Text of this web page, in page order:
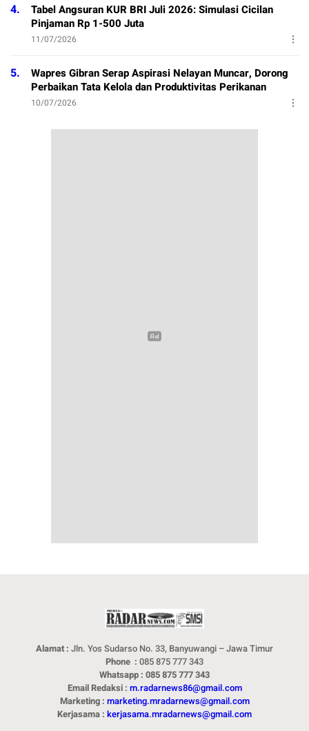
4.
Tabel Angsuran KUR BRI Juli 2026: Simulasi Cicilan
Pinjaman Rp 1-500 Juta
11/07/2026
5.
Wapres Gibran Serap Aspirasi Nelayan Muncar, Dorong
Perbaikan Tata Kelola dan Produktivitas Perikanan
10/07/2026
Alamat : Jln. Yos Sudarso No. 33, Banyuwangi – Jawa Timur
Phone : 085 875 777 343
Whatsapp : 085 875 777 343
Email Redaksi : m.radarnews86@gmail.com
Marketing : marketing.mradarnews@gmail.com
Kerjasama : kerjasama.mradarnews@gmail.com